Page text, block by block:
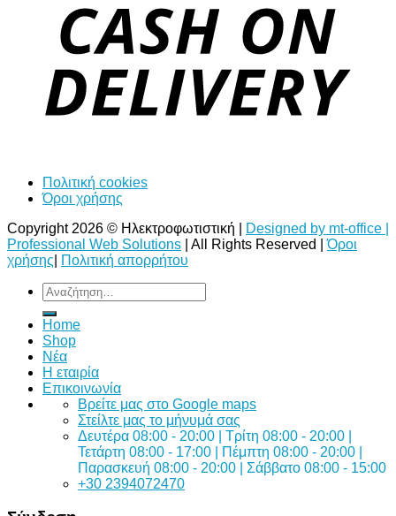
Πολιτική cookies
Όροι χρήσης
Copyright 2026 © Ηλεκτροφωτιστική |
Designed by mt-office |
Professional Web Solutions | All Rights Reserved |Όροι
χρήσης
Πολιτική απορρήτου
Αναζήτηση
για:
Home
Shop
Νέα
Η εταιρία
Επικοινωνία
Bρείτε μας στο Google maps
Στείλτε μας το μήνυμά σας
Δευτέρα 08:00 - 20:00 | Τρίτη 08:00 - 20:00 |
Τετάρτη 08:00 - 17:00 | Πέμπτη 08:00 - 20:00 |
Παρασκευή 08:00 - 20:00 | Σάββατο 08:00 - 15:00
+30 2394072470